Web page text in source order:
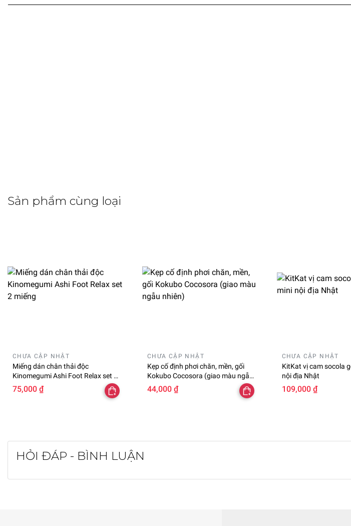
Sản phẩm cùng loại
CHƯA CẬP NHẬT
Miếng dán chân thải độc
Kinomegumi Ashi Foot Relax set 2
miếng
75,000 ₫
CHƯA CẬP NHẬT
Kẹp cố định phơi chăn, mền, gối
Kokubo Cocosora (giao màu ngẫu
nhiên)
44,000 ₫
CHƯA CẬP NHẬT
KitKat vị cam socola
nội địa Nhật
109,000 ₫
HỎI ĐÁP - BÌNH LUẬN